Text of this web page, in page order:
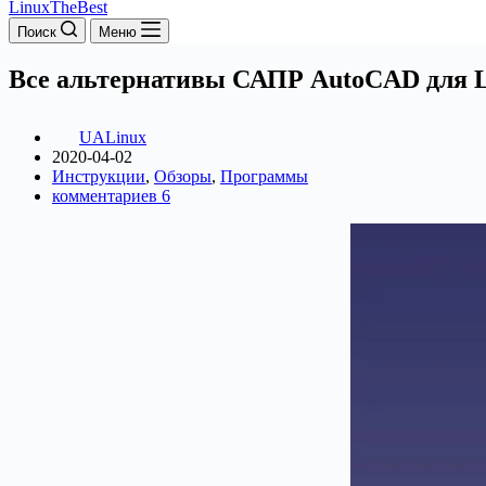
LinuxTheBest
Поиск Меню
Все альтернативы САПР AutoCAD для
UALinux
2020-04-02
Инструкции, Обзоры, Программы
комментариев 6